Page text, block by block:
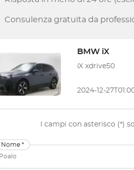
Consulenza gratuita da
BMW iX
iX xdrive50
2024-12-
I campi con asterisco (*)
Nome *